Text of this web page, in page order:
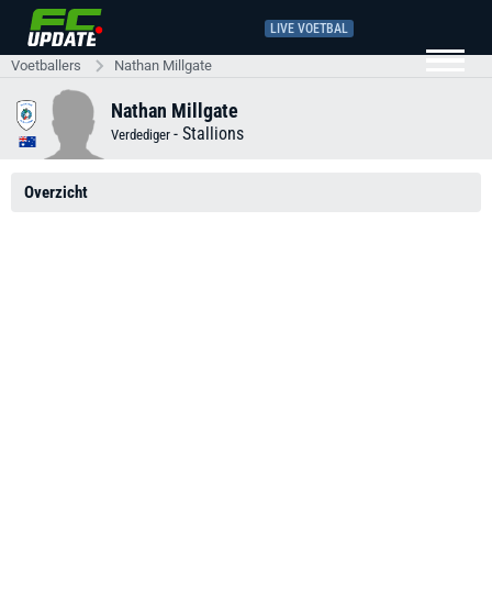
LIVE VOETBAL
Voetballers Nathan Millgate
Nathan Millgate
Verdediger - Stallions
Overzicht